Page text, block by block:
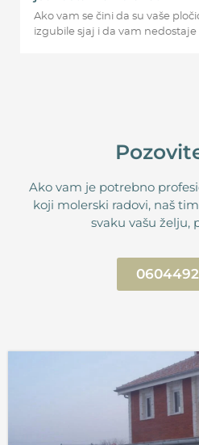
Ako vam se čini da su vaše
izgubile sjaj i da vam nedostaje
Ako vam je potrebno
koji molerski radovi, naš
svaku vašu želju,